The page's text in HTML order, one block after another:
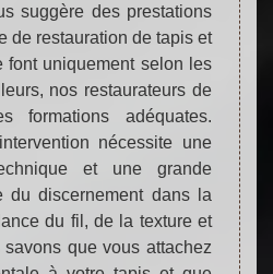
suggère des prestations
de restauration de tapis et
font uniquement selon les
nos restaurateurs de
formations adéquates.
nécessite une
et une grande
du discernement dans la
du fil, de la texture et
que vous attachez